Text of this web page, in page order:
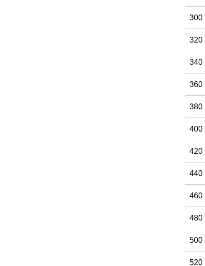
300
320
340
360
380
400
420
440
460
480
500
520